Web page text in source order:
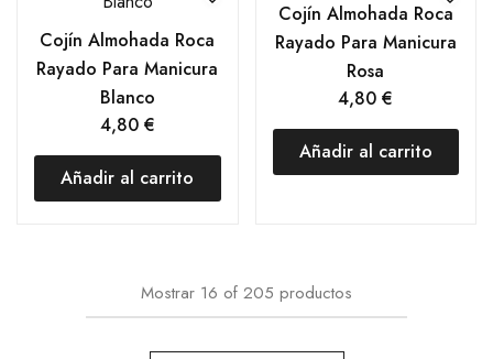
Cojín Almohada Roca
Rayado Para Manicura
Blanco
4,80 €
Añadir al carrito
Cojín Almohada Roca
Rayado Para Manicura
Rosa
4,80€
Añadir al carrito
Mostrar 16 of 205 productos